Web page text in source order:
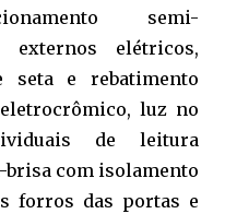
semi-
externos elétricos,
seta e rebatimento
luzno
de leitura
brisa com isolamento
forros das portas e